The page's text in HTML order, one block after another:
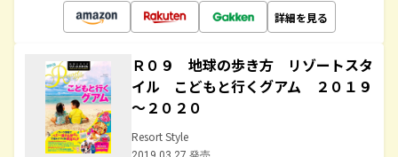
詳細を見る
Ｒ０９ 地球の歩き方 リゾートスタ
イル こどもと行くグアム ２０１９
～２０２０
Resort Style